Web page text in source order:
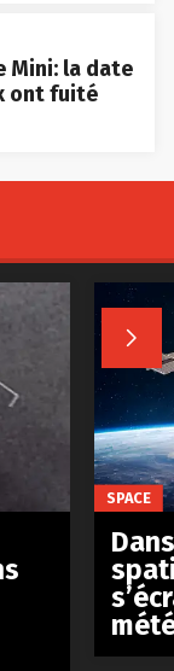
Mini: la date
ont fuité

SPACE